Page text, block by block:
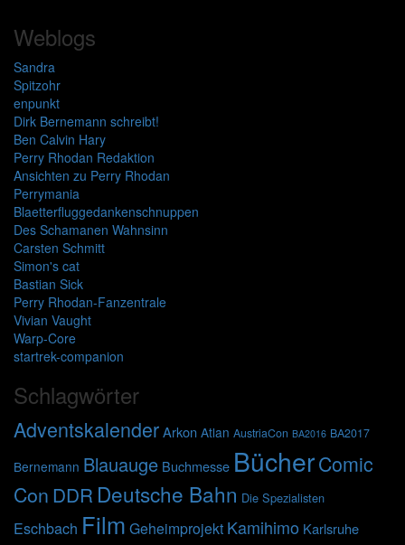
Weblogs
Sandra
Spitzohr
enpunkt
Dirk Bernemann schreibt!
Ben Calvin Hary
Perry Rhodan Redaktion
Ansichten zu Perry Rhodan
Perrymania
Blaetterfluggedankenschnuppen
Des Schamanen Wahnsinn
Carsten Schmitt
Simon's cat
Bastian Sick
Perry Rhodan-Fanzentrale
Vivian Vaught
Warp-Core
startrek-companion
Schlagwörter
AdventskalenderArkon Atlan AustriaCon BA2016 BA2017
Bernemann Blauauge Buchmesse BücherComic
Con DDR Deutsche Bahn Die Spezialisten
Eschbach Film Geheimprojekt Kamihimo Karlsruhe